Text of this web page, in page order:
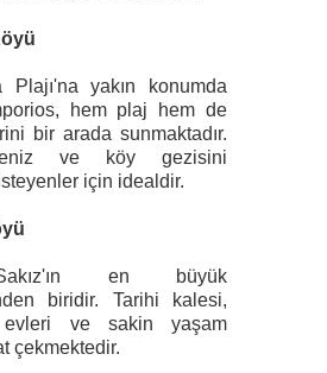
Plajı'na yakın konumda
hem plaj hem de
bir arada sunmaktadır.
ve köy gezisini
için idealdir.
en büyük
biridir. Tarihi kalesi,
evleri ve sakin yaşam
çekmektedir.